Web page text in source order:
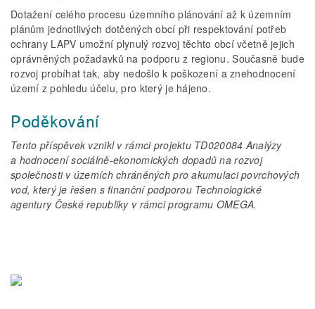
Dotažení celého procesu územního plánování až k územním
plánům jednotlivých dotčených obcí při respektování potřeb
ochrany LAPV umožní plynulý rozvoj těchto obcí včetně jejich
oprávněných požadavků na podporu z regionu. Současně bude
rozvoj probíhat tak, aby nedošlo k poškození a znehodnocení
území z pohledu účelu, pro který je hájeno.
Poděkování
Tento příspěvek vznikl v rámci projektu TD020084 Analýzy
a hodnocení sociálně­‑ekonomických dopadů na rozvoj
společnosti v územích chráněných pro akumulaci povrchových
vod, který je řešen s finanční podporou Technologické
agentury České republiky v rámci programu OMEGA.